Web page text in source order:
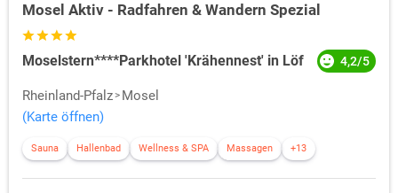
Mosel Aktiv - Radfahren & Wandern Spezial
Moselstern****Parkhotel 'Krähennest' in Löf 4,2/5
Rheinland-Pfalz
Mosel
(Karte öffnen)
Sauna Hallenbad Wellness & SPA Massagen +13